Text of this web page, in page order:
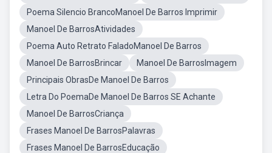
Poema Silencio BrancoManoel De Barros Imprimir
Manoel De BarrosAtividades
Poema Auto Retrato FaladoManoel De Barros
Manoel De BarrosBrincar
Manoel De BarrosImagem
Principais ObrasDe Manoel De Barros
Letra Do PoemaDe Manoel De Barros SE Achante
Manoel De BarrosCriança
Frases Manoel De BarrosPalavras
Frases Manoel De BarrosEducação